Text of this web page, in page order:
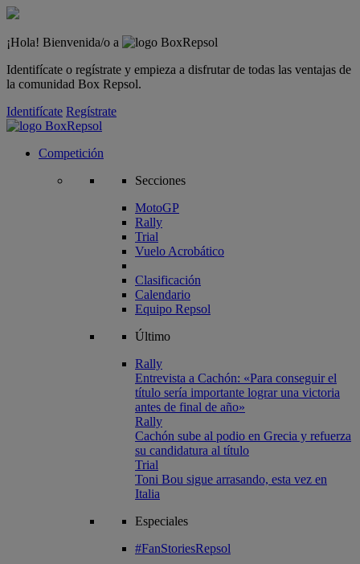
¡Hola! Bienvenida/o a
Identifícate o regístrate y empieza a disfrutar de todas las ventajas de
la comunidad Box Repsol.
Identifícate Regístrate
Competición
Secciones
MotoGP
Rally
Trial
Vuelo Acrobático
Clasificación
Calendario
Equipo Repsol
Último
Rally
Entrevista a Cachón: «Para conseguir el
título sería importante lograr una victoria
antes de final de año»
Rally
Cachón sube al podio en Grecia y refuerza
su candidatura al título
Trial
Toni Bou sigue arrasando, esta vez en
Italia
Especiales
#FanStoriesRepsol